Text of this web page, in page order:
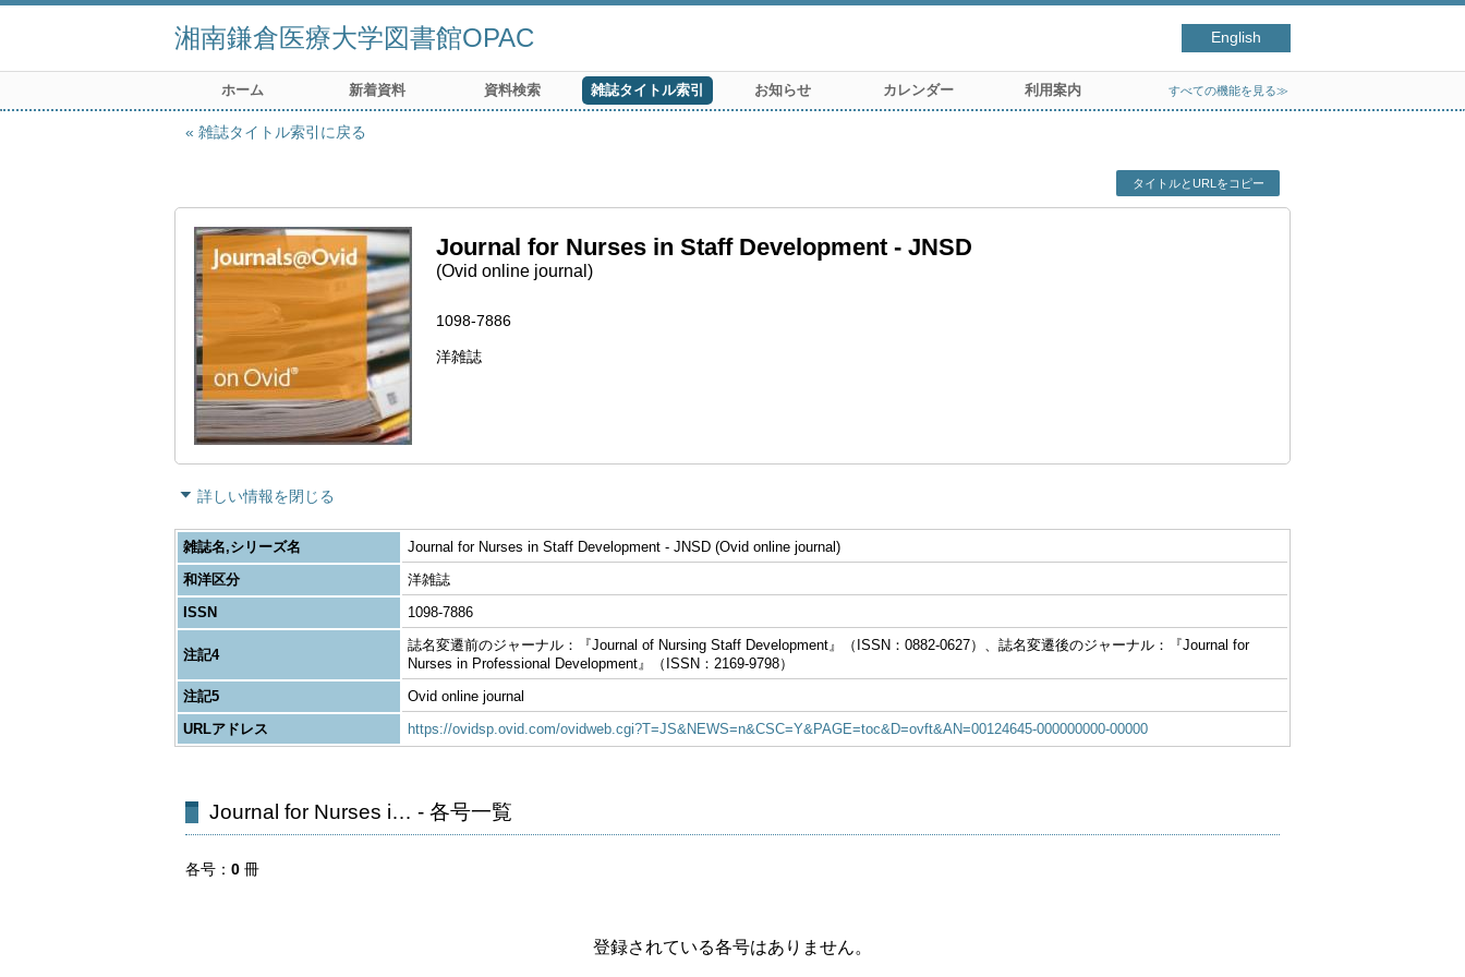
湘南鎌倉医療大学図書館OPAC English
ホーム 新着資料 資料検索 雑誌タイトル索引 お知らせ カレンダー 利用案内 すべての機能を見る≫
雑誌タイトル索引に戻る
タイトルとURLをコピー
Journal for Nurses in Staff Development - JNSD
(Ovid online journal)
1098-7886
洋雑誌
詳しい情報を閉じる
雑誌名,シリーズ名
Journal for Nurses in Staff Development - JNSD (Ovid online journal)
和洋区分
洋雑誌
ISSN
1098-7886
注記4
誌名変遷前のジャーナル：『Journal of Nursing Staff Development』（ISSN：0882-0627）、誌名変遷後のジャーナル：『Journal for
Nurses in Professional Development』（ISSN：2169-9798）
注記5
Ovid online journal
URLアドレス
https://ovidsp.ovid.com/ovidweb.cgi?T=JS&NEWS=n&CSC=Y&PAGE=toc&D=ovft&AN=00124645-000000000-00000
Journal for Nurses i… - 各号一覧
各号 0 冊
登録されている各号はありません。